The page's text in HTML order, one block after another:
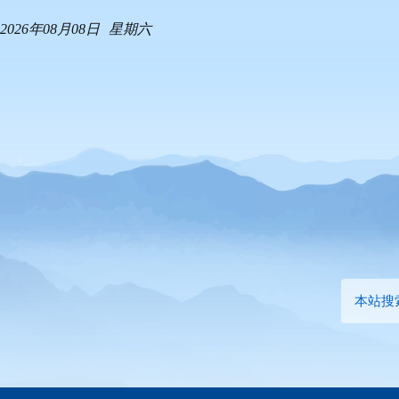
2026年08月08日 星期六
本站搜